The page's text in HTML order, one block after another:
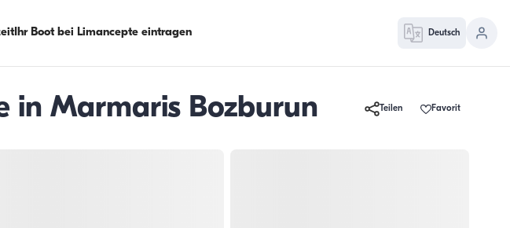
Ihr Boot bei Limancepte eintragen Deutsch
in Marmaris Bozburun Teilen Favorit